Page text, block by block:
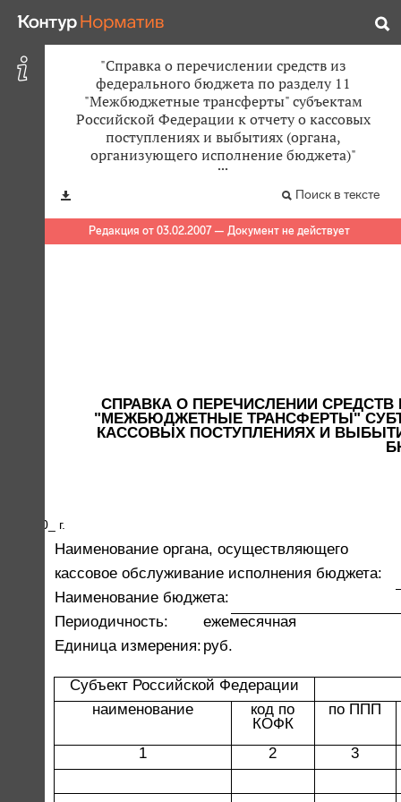
"Справка о перечислении средств из
федерального бюджета по разделу 11
"Межбюджетные трансферты" субъектам
Российской Федерации к отчету о кассовых
поступлениях и выбытиях (органа,
организующего исполнение бюджета)"
Поиск в тексте
Редакция от 03.02.2007 — Документ не действует
СПРАВКА О ПЕРЕЧИСЛЕНИИ
"МЕЖБЮДЖЕТНЫЕ ТРАНСФЕРТЫ"
КАССОВЫХ ПОСТУПЛЕНИЯХ И
200_ г.
Наименование органа, осуществляющего
кассовое обслуживание исполнения бюджета:
Наименование бюджета:
Периодичность:
ежемесячная
Единица измерения: руб.
Субъект Российской Федерации
наименование
код по
КОФК
по ППП
1 2 3